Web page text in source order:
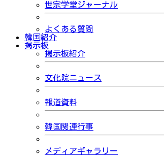
世宗学堂ジャーナル
よくある質問
韓国紹介
掲示板
掲示板紹介
文化院ニュース
報道資料
韓国関連行事
メディアギャラリー